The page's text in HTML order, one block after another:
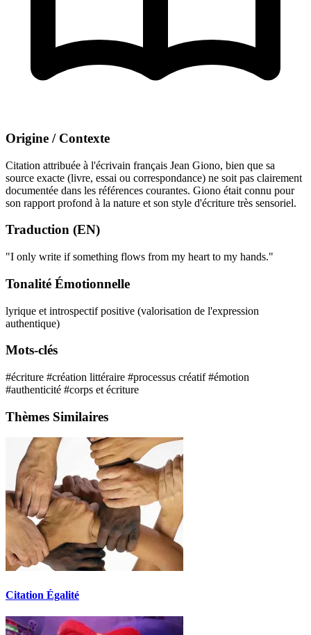
Origine / Contexte
Citation attribuée à l'écrivain français Jean Giono, bien que sa
source exacte (livre, essai ou correspondance) ne soit pas clairement
documentée dans les références courantes. Giono était connu pour
son rapport profond à la nature et son style d'écriture très sensoriel.
Traduction (EN)
"I only write if something flows from my heart to my hands."
Tonalité Émotionnelle
lyrique et introspectifpositive (valorisation de l'expression
authentique)
Mots-clés
#écriture #création littéraire #processus créatif#émotion
#authenticité #corps et écriture
Thèmes Similaires
Citation Égalité